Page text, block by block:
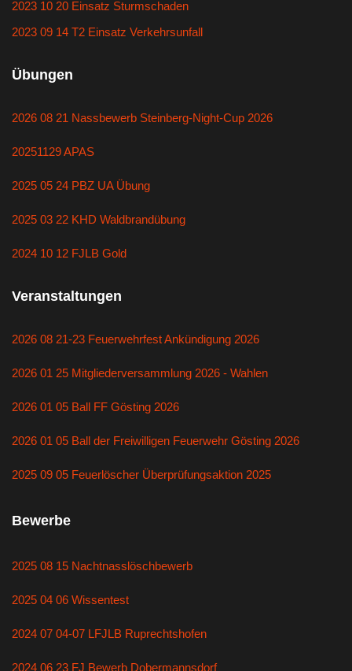
2023 10 20 Einsatz Sturmschaden
2023 09 14 T2 Einsatz Verkehrsunfall
Übungen
2026 08 21 Nassbewerb Steinberg-Night-Cup 2026
20251129 APAS
2025 05 24 PBZ UA Übung
2025 03 22 KHD Waldbrandübung
2024 10 12 FJLB Gold
Veranstaltungen
2026 08 21-23 Feuerwehrfest Ankündigung 2026
2026 01 25 Mitgliederversammlung 2026 - Wahlen
2026 01 05 Ball FF Gösting 2026
2026 01 05 Ball der Freiwilligen Feuerwehr Gösting 2026
2025 09 05 Feuerlöscher Überprüfungsaktion 2025
Bewerbe
2025 08 15 Nachtnasslöschbewerb
2025 04 06 Wissentest
2024 07 04-07 LFJLB Ruprechtshofen
2024 06 23 FJ Bewerb Dobermannsdorf